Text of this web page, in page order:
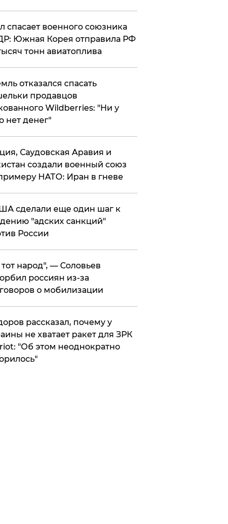
спасает военного союзника
Южная Корея отправила РФ
тонн авиатоплива
отказался спасать
продавцов
Wildberries: "Ни у
нет денег"
Саудовская Аравия и
создали военный союз
НАТО: Иран в гневе
сделали еще один шаг к
"адских санкций"
России
народ", — Соловьев
россиян из-за
о мобилизации
рассказал, почему у
не хватает ракет для ЗРК
"Об этом неоднократно